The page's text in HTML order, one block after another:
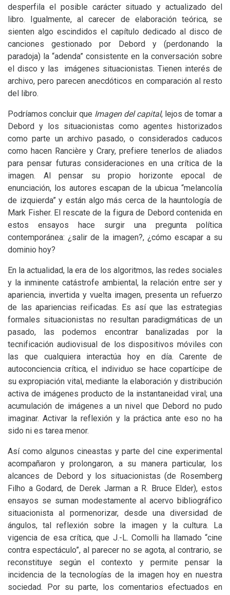
desperfila el posible carácter situado y actualizado del
libro. Igualmente, al carecer de elaboración teórica, se
sienten algo escindidos el capítulo dedicado al disco de
canciones gestionado por Debord y (perdonando la
paradoja) la “adenda” consistente en la conversación sobre
el disco y las imágenes situacionistas. Tienen interés de
archivo, pero parecen anecdóticos en comparación al resto
del libro.
Podríamos concluir que Imagen del capital, lejos de tomar a
Debord y los situacionistas como agentes historizados
como parte un archivo pasado, o considerados caducos
como hacen Rancière y Crary, prefiere tenerlos de aliados
para pensar futuras consideraciones en una crítica de la
imagen. Al pensar su propio horizonte epocal de
enunciación, los autores escapan de la ubicua “melancolía
de izquierda” y están algo más cerca de la hauntología de
Mark Fisher. El rescate de la figura de Debord contenida en
estos ensayos hace surgir una pregunta política
contemporánea: ¿salir de la imagen?, ¿cómo escapar a su
dominio hoy?
En la actualidad, la era de los algoritmos, las redes sociales
y la inminente catástrofe ambiental, la relación entre ser y
apariencia, invertida y vuelta imagen, presenta un refuerzo
de las apariencias reificadas. Es así que las estrategias
formales situacionistas no resultan paradigmáticas de un
pasado, las podemos encontrar banalizadas por la
tecnificación audiovisual de los dispositivos móviles con
las que cualquiera interactúa hoy en día. Carente de
autoconciencia crítica, el individuo se hace copartícipe de
su expropiación vital, mediante la elaboración y distribución
activa de imágenes producto de la instantaneidad viral; una
acumulación de imágenes a un nivel que Debord no pudo
imaginar. Activar la reflexión y la práctica ante eso no ha
sido ni es tarea menor.
Así como algunos cineastas y parte del cine experimental
acompañaron y prolongaron, a su manera particular, los
alcances de Debord y los situacionistas (de Rosemberg
Filho a Godard, de Derek Jarman a R. Bruce Elder), estos
ensayos se suman modestamente al acervo bibliográfico
situacionista al pormenorizar, desde una diversidad de
ángulos, tal reflexión sobre la imagen y la cultura. La
vigencia de esa crítica, que J.-L. Comolli ha llamado “cine
contra espectáculo”, al parecer no se agota, al contrario, se
reconstituye según el contexto y permite pensar la
incidencia de la tecnologías de la imagen hoy en nuestra
sociedad. Por su parte, los comentarios efectuados en